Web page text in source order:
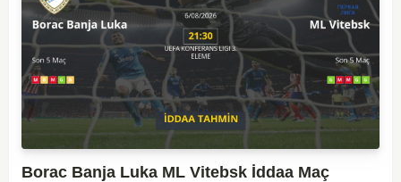
Borac Banja Luka ML Vitebsk İddaa Maç